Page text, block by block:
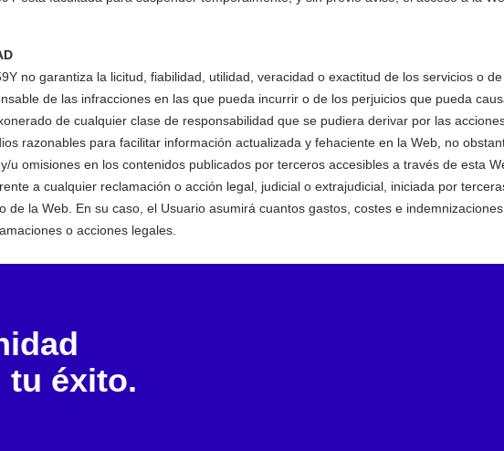
no garantiza la licitud, fiabilidad, utilidad, veracidad o exactitud de los servicios o
de las infracciones en las que pueda incurrir o de los perjuicios que pueda
de cualquier clase de responsabilidad que se pudiera derivar por las
razonables para facilitar información actualizada y fehaciente en la Web, no
u omisiones en los contenidos publicados por terceros accesibles a través de esta
a cualquier reclamación o acción legal, judicial o extrajudicial, iniciada por
de la Web. En su caso, el Usuario asumirá cuantos gastos, costes e
o acciones legales.
tu éxito.